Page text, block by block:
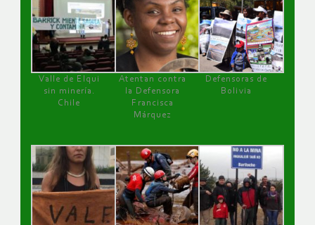
Valle de Elqui
sin minería.
Chile
Atentan contra
la Defensora
Francisca
Márquez
Defensoras de
Bolivia